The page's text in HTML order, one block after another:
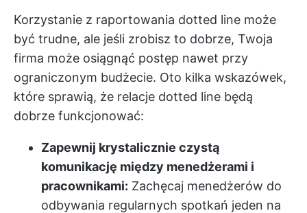
Korzystanie z raportowania dotted line może
być trudne, ale jeśli zrobisz to dobrze, Twoja
firma może osiągnąć postęp nawet przy
ograniczonym budżecie. Oto kilka wskazówek,
które sprawią, że relacje dotted line będą
dobrze funkcjonować:
Zapewnij krystalicznie czystą
komunikację między menedżerami i
pracownikami: Zachęcaj menedżerów do
odbywania regularnych spotkań jeden na